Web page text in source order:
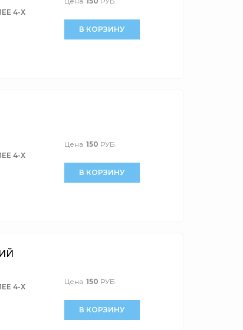
4-Х
В КОРЗИНУ
Цена 150 РУБ.
4-Х
В КОРЗИНУ
Цена 150 РУБ.
4-Х
В КОРЗИНУ